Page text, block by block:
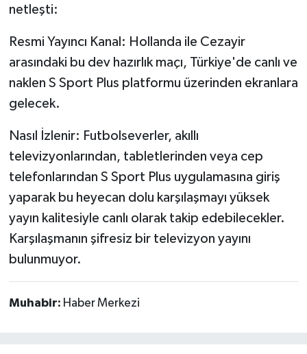
netleşti:
Resmi Yayıncı Kanal: Hollanda ile Cezayir
arasındaki bu dev hazırlık maçı, Türkiye'de canlı ve
naklen S Sport Plus platformu üzerinden ekranlara
gelecek.
Nasıl İzlenir: Futbolseverler, akıllı
televizyonlarından, tabletlerinden veya cep
telefonlarından S Sport Plus uygulamasına giriş
yaparak bu heyecan dolu karşılaşmayı yüksek
yayın kalitesiyle canlı olarak takip edebilecekler.
Karşılaşmanın şifresiz bir televizyon yayını
bulunmuyor.
Muhabir: Haber Merkezi
Trend
TÜRKİYE
VİZYONDAKİLER